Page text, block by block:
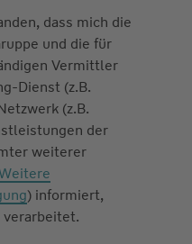
dass mich die
und die für
Vermittler
Dienst (z.B.
(z.B.
der
weiterer
) informiert,